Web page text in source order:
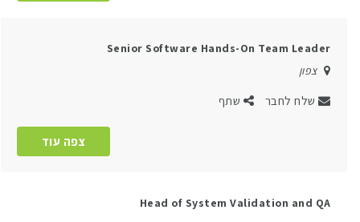
Senior Software Hands-On Team Leader
צפון
שלח לחבר שתף
צפה עוד
Head of System Validation and QA